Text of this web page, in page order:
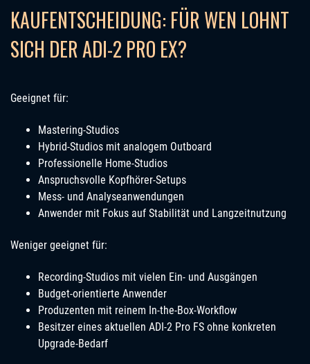
KAUFENTSCHEIDUNG: FÜR WEN LOHNT
SICH DER ADI-2 PRO EX?
Geeignet für:
Mastering-Studios
Hybrid-Studios mit analogem Outboard
Professionelle Home-Studios
Anspruchsvolle Kopfhörer-Setups
Mess- und Analyseanwendungen
Anwender mit Fokus auf Stabilität und Langzeitnutzung
Weniger geeignet für:
Recording-Studios mit vielen Ein- und Ausgängen
Budget-orientierte Anwender
Produzenten mit reinem In-the-Box-Workflow
Besitzer eines aktuellen ADI-2 Pro FS ohne konkreten
Upgrade-Bedarf